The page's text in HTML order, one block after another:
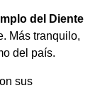
del Diente
Más tranquilo,
del país.
sus